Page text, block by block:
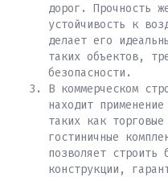
дорог. Прочность
устойчивость к
делает его
таких объектов,
безопасности.
В коммерческом
находит
таких как
гостиничные
позволяет строить
конструкции,